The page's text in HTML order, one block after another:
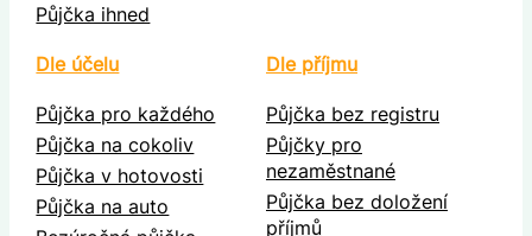
Půjčka ihned
Dle účelu
Půjčka pro každého
Půjčka na cokoliv
Půjčka v hotovosti
Půjčka na auto
Dle příjmu
Půjčka bez registru
Půjčky pro
nezaměstnané
Půjčka bez doložení
příjmů